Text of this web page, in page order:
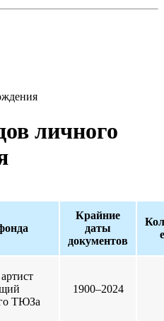
личного
Крайние
даты
документов
ТЮЗа
1900–2024